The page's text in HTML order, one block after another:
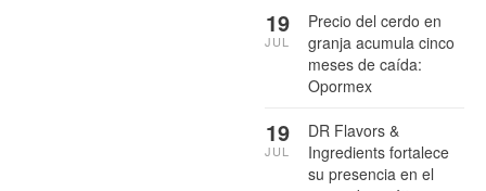
Precio del cerdo en
granja acumula cinco
meses de caída:
Opormex
19
JUL
DR Flavors &
Ingredients fortalece
su presencia en el
19
JUL